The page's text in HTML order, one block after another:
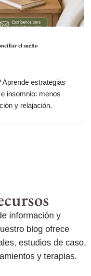
el sueño
estrategias
insomnio: menos
y relajación.
información y
blog ofrece
estudios de caso,
y terapias.